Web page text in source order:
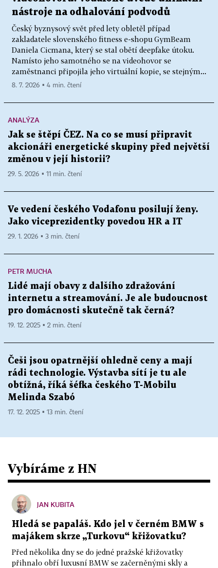
nástroje na odhalování podvodů
Český byznysový svět před lety obletěl případ
zakladatele slovenského fitness e-shopu GymBeam
Daniela Cicmana, který se stal obětí deepfake útoku.
Namísto jeho samotného se na videohovor se
zaměstnanci připojila jeho virtuální kopie, se stejným...
8. 7. 2026 ▪ 4 min. čtení
ANALÝZA
Jak se štěpí ČEZ. Na co se musí připravit
akcionáři energetické skupiny před největší
změnou v její historii?
29. 5. 2026 ▪ 11 min. čtení
Ve vedení českého Vodafonu posilují ženy.
Jako viceprezidentky povedou HR a IT
29. 1. 2026 ▪ 3 min. čtení
PETR MUCHA
Lidé mají obavy z dalšího zdražování
internetu a streamování. Je ale budoucnost
pro domácnosti skutečně tak černá?
19. 12. 2025 ▪ 2 min. čtení
Češi jsou opatrnější ohledně ceny a mají
rádi technologie. Výstavba sítí je tu ale
obtížná, říká šéfka českého T-Mobilu
Melinda Szabó
17. 12. 2025 ▪ 13 min. čtení
Vybíráme z HN
JAN KUBITA
Hledá se papaláš. Kdo jel v černém BMW s
majákem skrze „Turkovu“ křižovatku?
Před několika dny se do jedné pražské křižovatky
přihnalo obří luxusní BMW se začerněnými skly a